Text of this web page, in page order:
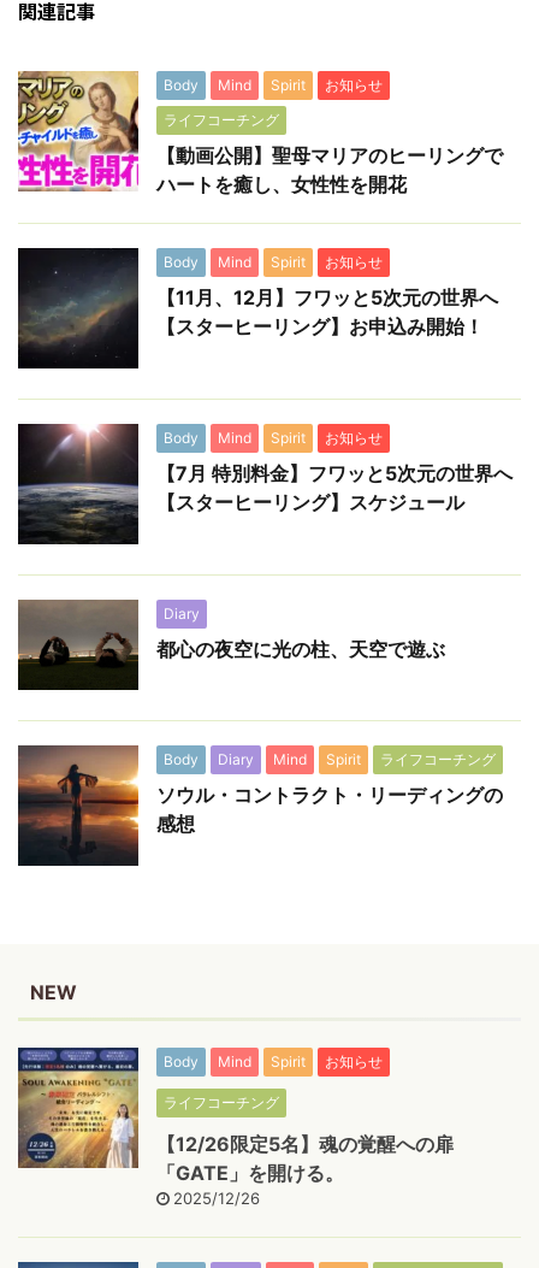
関連記事
Body Mind Spirit
お知らせ
ライフコーチング
【動画公開】聖母マリアのヒーリングで
ハートを癒し、女性性を開花
Body Mind Spirit お知らせ
【11月、12月】フワッと5次元の世界へ
【スターヒーリング】お申込み開始！
Body Mind Spirit お知らせ
【7月 特別料金】フワッと5次元の世界へ
【スターヒーリング】スケジュール
Diary
都心の夜空に光の柱、天空で遊ぶ
Body Diary Mind Spirit ライフコーチング
ソウル・コントラクト・リーディングの
感想
NEW
Body Mind Spirit お知らせ
ライフコーチング
【12/26限定5名】魂の覚醒への扉
「GATE」を開ける。
2025/12/26